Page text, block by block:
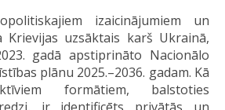
izaicinājumiem un
Krievijas uzsāktais karš Ukrainā,
gadā apstiprināto Nacionālo
plānu 2025.–2036. gadam. Kā
formātiem, balstoties